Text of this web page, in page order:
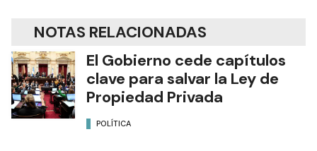
NOTAS RELACIONADAS
El Gobierno cede capítulos
clave para salvar la Ley de
Propiedad Privada
POLÍTICA